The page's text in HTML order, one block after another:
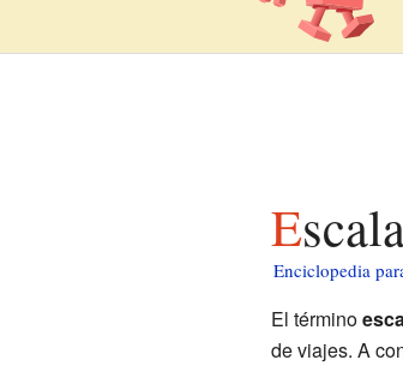
Enciclopedia
El término
de viajes. A